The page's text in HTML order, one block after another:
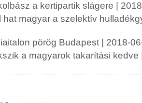
a kertipartik slágere |
hat magyar a szelektív
pörög Budapest | 2018-
a magyarok takarítási kedve